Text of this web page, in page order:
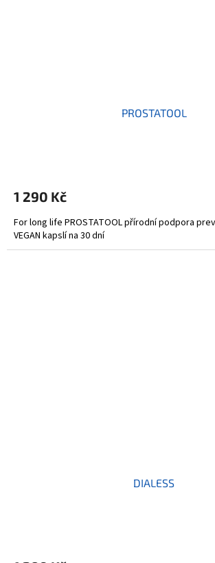
PROSTATOOL
1 290 Kč
For long life PROSTATOOL přírodní podpora
VEGAN kapslí na 30 dní
DIALESS